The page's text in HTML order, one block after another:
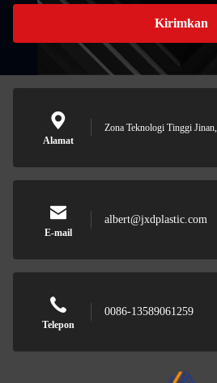
Kirimkan
Alamat
Zona Teknologi Tinggi
E-mail
albert@jxdplastic.com
Telepon
0086-13589061259